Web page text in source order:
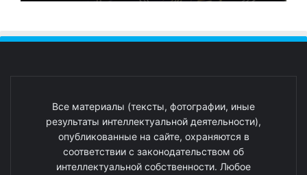
Все материалы (тексты, фотографии, иные
результаты интеллектуальной деятельности),
опубликованные на сайте, охраняются в
соответствии с законодательством об
интеллектуальной собственности. Любое